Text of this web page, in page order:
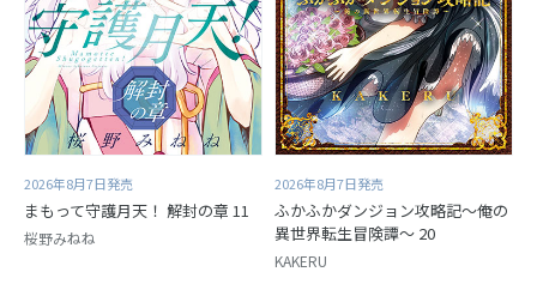
2026年8月7日発売
まもって守護月天！ 解封の章 11
桜野みねね
2026年8月7日発売
ふかふかダンジョン攻略記～俺の
異世界転生冒険譚～ 20
KAKERU